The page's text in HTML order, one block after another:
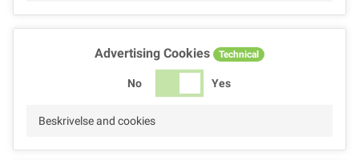
Advertising Cookies Technical
No Yes
Beskrivelse and cookies